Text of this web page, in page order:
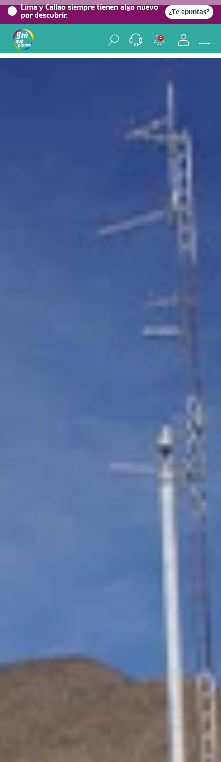
Lima y Callao siempre tienen algo nuevo
por descubrir.
¿Te apuntas?
2
Home/Blog viajero